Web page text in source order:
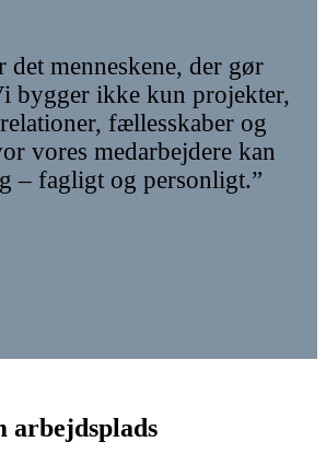
det menneskene, der gør
bygger ikke kun projekter,
fællesskaber og
vores medarbejdere kan
– fagligt og personligt.”
arbejdsplads